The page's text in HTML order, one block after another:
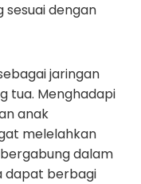
dengan
jaringan
tua. Menghadapi
anak
melelahkan
dalam
dapat berbagi